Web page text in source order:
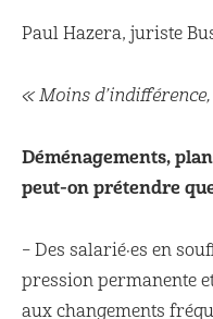
Paul Hazera, juriste
« Moins
Déménagements,
peut-on prétendre
– Des salarié·es en
pression permanente
aux changements